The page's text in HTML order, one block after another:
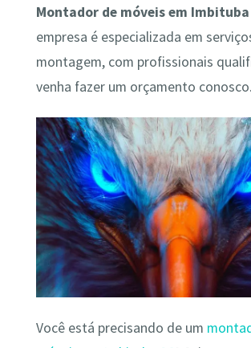
Montador de móveis em Imbituba
empresa é especializada em
montagem, com profissionais
venha fazer um orçamento conosco.
Você está precisando de um